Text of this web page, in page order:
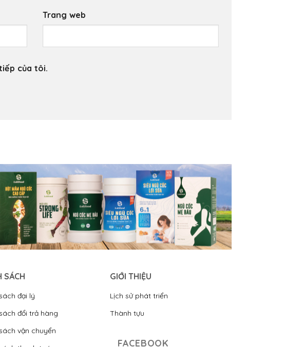
Trang web
của tôi.
SÁCH
đại lý
đổi trả hàng
vận chuyển
GIỚI THIỆU
Lịch sử phát triển
Thành tựu
FACEBOOK